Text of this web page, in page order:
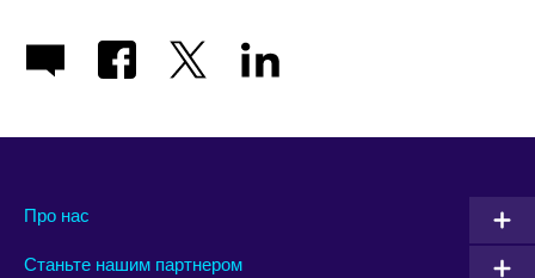
Про нас
Станьте нашим партнером